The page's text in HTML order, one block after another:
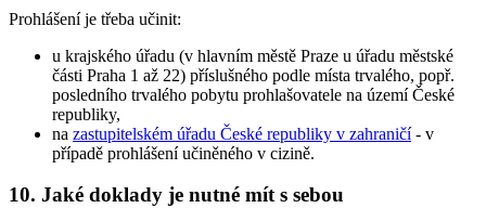
Prohlášení je třeba učinit:
u krajského úřadu (v hlavním městě Praze u úřadu městské
části Praha 1 až 22) příslušného podle místa trvalého, popř.
posledního trvalého pobytu prohlašovatele na území České
republiky,
na zastupitelském úřadu České republiky v zahraničí- v
případě prohlášení učiněného v cizině.
10. Jaké doklady je nutné mít s sebou